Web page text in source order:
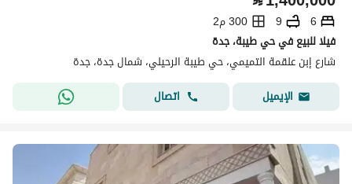
6
9
300 م2
فيلا للبيع في حي طيبة، جدة
شارع إبن علقمة التميمي، حي طيبة الرحيلي، شمال جدة، جدة
الإيميل
اتصال